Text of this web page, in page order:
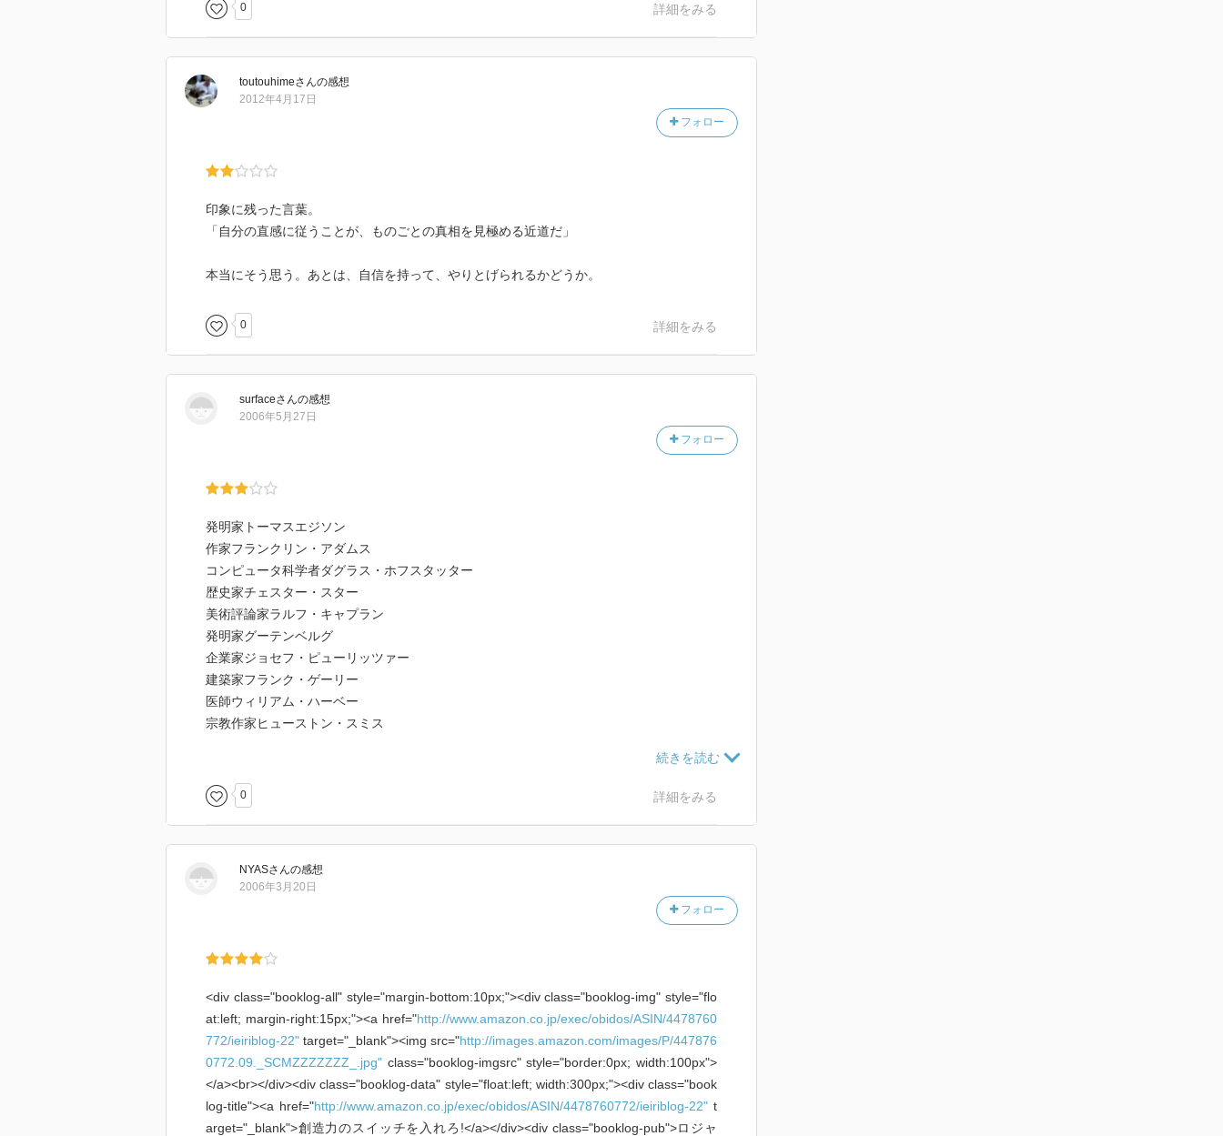
0 詳細をみる
toutouhimeさんの感想
フォロー
2012年4月17日
印象に残った言葉。
「自分の直感に従うことが、ものごとの真相を見極める近道だ」
本当にそう思う。あとは、自信を持って、やりとげられるかどうか。
0 詳細をみる
surfaceさんの感想
フォロー
2006年5月27日
発明家トーマスエジソン
作家フランクリン・アダムス
コンピュータ科学者ダグラス・ホフスタッター
歴史家チェスター・スター
美術評論家ラルフ・キャプラン
発明家グーテンベルグ
企業家ジョセフ・ピューリッツァー
建築家フランク・ゲーリー
医師ウィリアム・ハーベー
宗教作家ヒューストン・スミス
作曲家スティーブン・ソンドハイム
詩人ロバー・フロスト
データベース開発者エリック・ルーマー
187ページ
0 詳細をみる
NYASさんの感想
フォロー
2006年3月20日
<div class="booklog-all" style="margin-bottom:10px;"><div class="booklog-img" style="flo
at:left; margin-right:15px;"><a href="http://www.amazon.co.jp/exec/obidos/ASIN/4478760
772/ieiriblog-22" target="_blank"><img src="http://images.amazon.com/images/P/447876
0772.09._SCMZZZZZZZ_.jpg" class="booklog-imgsrc" style="border:0px; width:100px">
</a><br></div><div class="booklog-data" style="float:left; width:300px;"><div class="book
log-title"><a href="http://www.amazon.co.jp/exec/obidos/ASIN/4478760772/ieiriblog-22" t
arget="_blank">創造力のスイッチを入れろ!</a></div><div class="booklog-pub">ロジャ